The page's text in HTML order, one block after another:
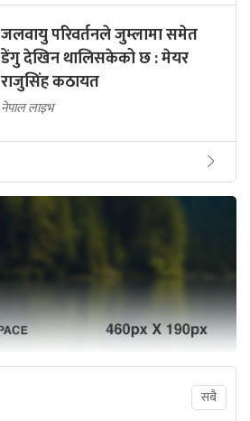
जलवायु परिवर्तनले जुम्लामा समेत
डेंगु देखिन थालिसकेको छ : मेयर
राजुसिंह कठायत
नेपाल लाइभ
सबै